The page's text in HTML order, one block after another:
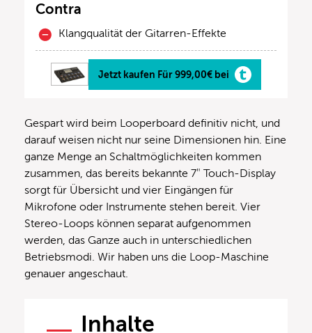
Contra
Klangqualität der Gitarren-Effekte
Jetzt kaufen Für 999,00€ bei
Gespart wird beim Looperboard definitiv nicht, und
darauf weisen nicht nur seine Dimensionen hin. Eine
ganze Menge an Schaltmöglichkeiten kommen
zusammen, das bereits bekannte 7″ Touch-Display
sorgt für Übersicht und vier Eingängen für
Mikrofone oder Instrumente stehen bereit. Vier
Stereo-Loops können separat aufgenommen
werden, das Ganze auch in unterschiedlichen
Betriebsmodi. Wir haben uns die Loop-Maschine
genauer angeschaut.
Inhalte